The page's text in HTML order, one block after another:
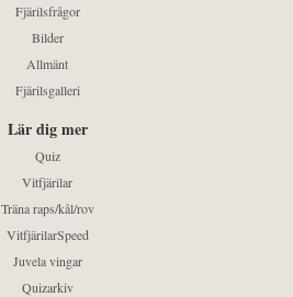
Fjärilsfrågor
Bilder
Allmänt
Fjärilsgalleri
Lär dig mer
Quiz
Vitfjärilar
Träna raps/kål/rov
VitfjärilarSpeed
Juvela vingar
Quizarkiv